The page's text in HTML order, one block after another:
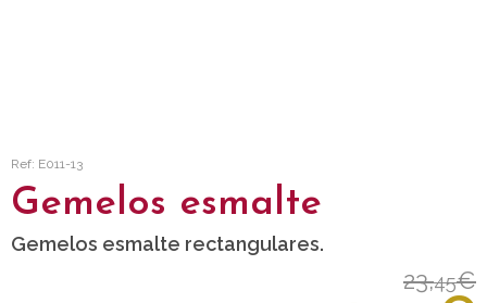
Ref: E011-13
Gemelos esmalte
Gemelos esmalte rectangulares.
23,45€